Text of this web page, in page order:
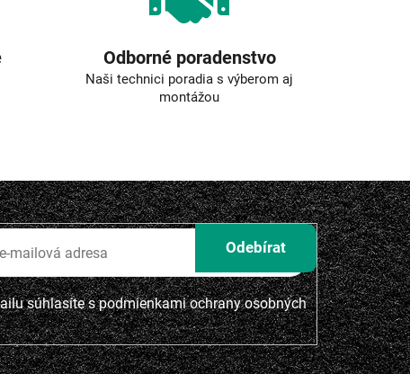
Odborné poradenstvo
Naši technici poradia s výberom aj
montážou
súhlasíte spodmienkami ochrany osobných